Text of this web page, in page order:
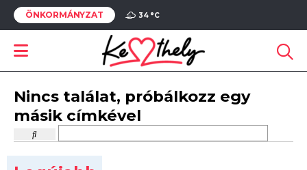
ÖNKORMÁNYZAT 34 °C
Nincs találat, próbálkozz egy
másik címkével